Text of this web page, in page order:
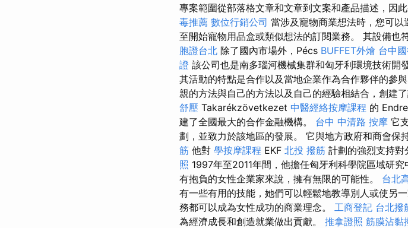
專案範圍從部落格文章和文章到文案和產品描述，因
毒推薦 數位行銷公司 當涉及寵物商業想法時，您可
至開始寵物用品盒或類似想法的訂閱業務。 其設備也
胞證台北 除了國內市場外，Pécs BUFFET外燴 台中
證 該公司也是南多瑙河機械集群和匈牙利環境技術開
其活動的特點是合作以及當地企業作為合作夥伴的參與
親的方法與自己的方法以及自己的經驗相結合，創建
舒壓 Takarékzövetkezet 中醫經絡按摩課程 的 Endre
建了全國最大的合作金融機構。 台中 中清路 按摩 它
劃，並致力於該地區的發展。 它與地方政府和商會保
筋 他對 學按摩課程 EKF 北投 撥筋 計劃的強烈支持對
照 1997年至2011年間，他擔任匈牙利科學院區域研
有抱負的女性企業家來說，擁有無限的可能性。 台北
有一些有用的技能，她們可以輕鬆地教導別人或使另
務都可以成為女性成功的商業理念。 工商登記 台北撥
為經濟成長和創造就業做出貢獻。 推拿證照 筋膜沾黏